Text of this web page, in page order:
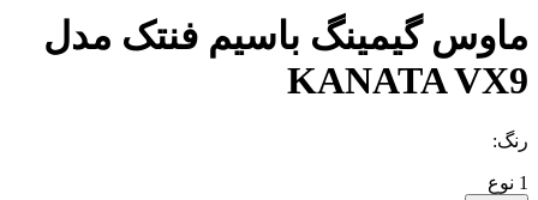
ماوس گیمینگ باسیم فنتک مدل
KANATA VX9
رنگ:
1 نوع